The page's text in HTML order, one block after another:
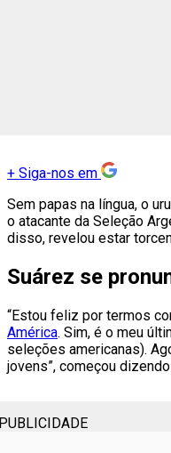
+ Siga-nos em
Sem papas na língua, o
o atacante da Seleção
disso, revelou estar
Suárez se
“Estou feliz por termos
América. Sim, é o meu
seleções americanas).
jovens”, começou